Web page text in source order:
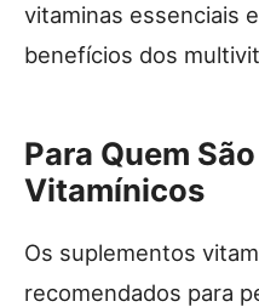
vitaminas essenciais
benefícios dos
Para Quem
Vitamínicos
Os suplementos
recomendados para